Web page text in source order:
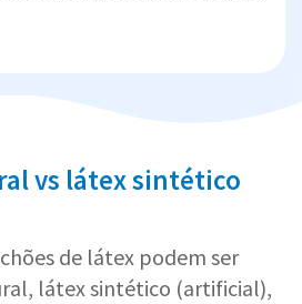
vs látex sintético
de látex podem ser
látex sintético (artificial),